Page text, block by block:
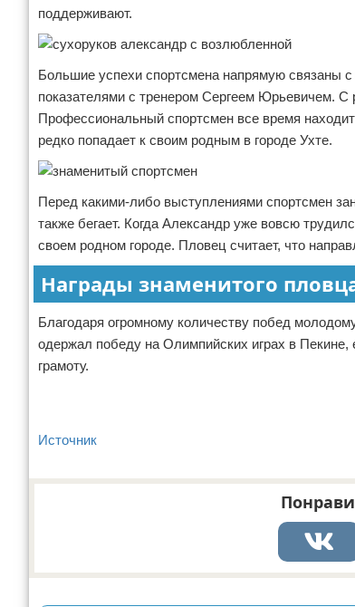
поддерживают.
Большие успехи спортсмена напрямую связаны
показателями с тренером Сергеем Юрьевичем. С
Профессиональный спортсмен все время
редко попадает к своим родным в городе Ухте.
Перед какими-либо выступлениями спортсмен
также бегает. Когда Александр уже вовсю
своем родном городе. Пловец считает, что
Награды знаменитого
Благодаря огромному количеству побед
одержал победу на Олимпийских играх в
грамоту.
Источник